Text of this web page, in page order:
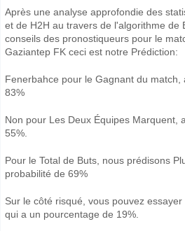
Après une analyse approfondie des
et de H2H au travers de l'algorithme de
conseils des pronostiqueurs pour le
Gaziantep FK ceci est notre Prédiction:
Fenerbahce pour le Gagnant du match,
83%
Non pour Les Deux Équipes Marquent,
55%.
Pour le Total de Buts, nous prédisons
probabilité de 69%
Sur le côté risqué, vous pouvez
qui a un pourcentage de 19%.